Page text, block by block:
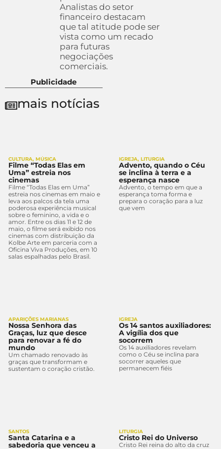
Analistas do setor
financeiro destacam
que tal atitude pode ser
vista como um recado
para futuras
negociações
comerciais.
Publicidade
mais notícias
CULTURA, MÚSICA
Filme “Todas Elas em
Uma” estreia nos
cinemas
Filme “Todas Elas em Uma”
estreia nos cinemas em maio e
leva aos palcos da tela uma
poderosa experiência musical
sobre o feminino, a vida e o
amor. Entre os dias 11 e 12 de
maio, o filme será exibido nos
cinemas com distribuição da
Kolbe Arte em parceria com a
Oficina Viva Produções, em 10
salas espalhadas pelo Brasil.
IGREJA, LITURGIA
Advento, quando o Céu
se inclina à terra e a
esperança nasce
Advento, o tempo em que a
esperança toma forma e
prepara o coração para a luz
que vem
APARIÇÕES MARIANAS
Nossa Senhora das
Graças, luz que desce
para renovar a fé do
mundo
Um chamado renovado às
graças que transformam e
sustentam o coração cristão.
IGREJA
Os 14 santos auxiliadores:
A vigília dos que
socorrem
Os 14 auxiliadores revelam
como o Céu se inclina para
socorrer aqueles que
permanecem fiéis
SANTOS
Santa Catarina e a
sabedoria que venceu a
LITURGIA
Cristo Rei do Universo
Cristo Rei reina do alto da cruz